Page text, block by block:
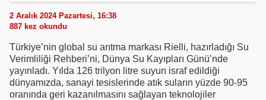
2 Aralık 2024 Pazartesi, 16:38
887 kez okundu
Türkiye’nin global su arıtma markası Rielli, hazırladığı Su
Verimliliği Rehberi’ni, Dünya Su Kayıpları Günü’nde
yayınladı. Yılda 126 trilyon litre suyun israf edildiği
dünyamızda, sanayi tesislerinde atık suların yüzde 90-95
oranında geri kazanılmasını sağlayan teknolojiler